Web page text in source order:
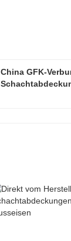
China GFK-